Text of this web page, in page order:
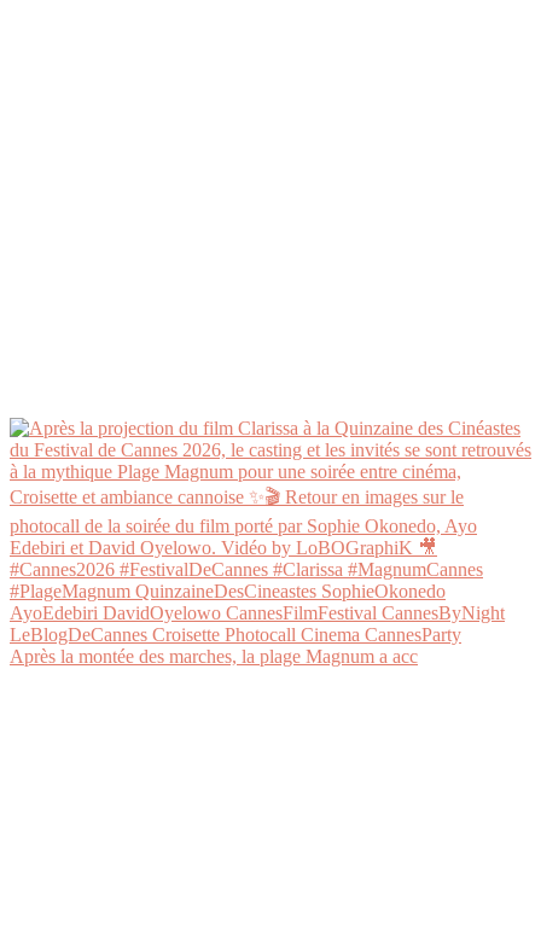
Après la montée des marches, la plage Magnum a acc